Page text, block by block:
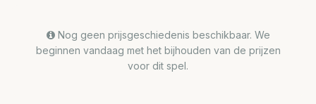
Nog geen prijsgeschiedenis beschikbaar. We
beginnen vandaag met het bijhouden van de prijzen
voor dit spel.